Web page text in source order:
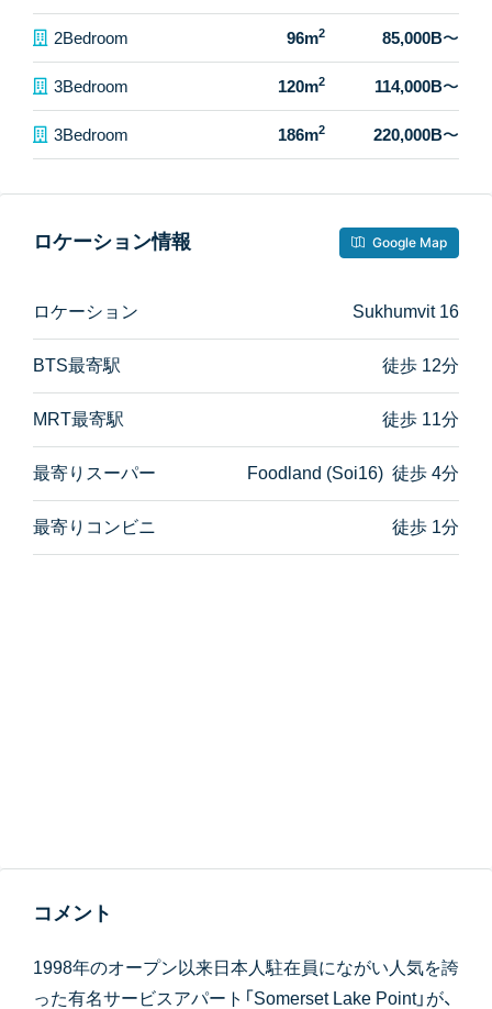
2Bedroom 96m2 85,000B〜
3Bedroom 120m2 114,000B〜
3Bedroom 186m2 220,000B〜
ロケーション情報 Google Map
ロケーション Sukhumvit 16
BTS最寄駅 徒歩 12分
MRT最寄駅 徒歩 11分
最寄りスーパー Foodland (Soi16) 徒歩 4分
最寄りコンビニ 徒歩 1分
コメント
1998年のオープン以来日本人駐在員にながい人気を誇
った有名サービスアパート「Somerset Lake Point」が、